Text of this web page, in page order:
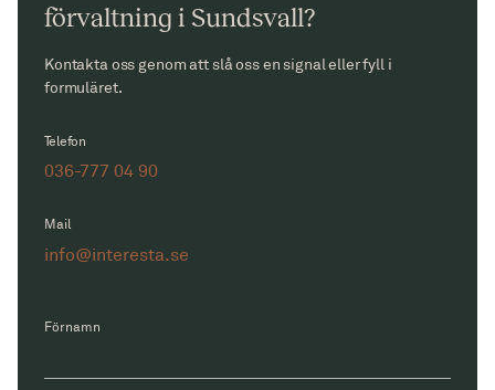
förvaltning i Sundsvall?
Kontakta oss genom att slå oss en signal eller fyll i
formuläret.
Telefon
036-777 04 90
Mail
info@interesta.se
Förnamn